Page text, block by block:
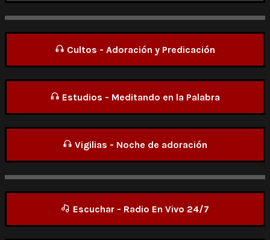
Cultos - Adoración y Predicación
Estudios - Meditando en la Palabra
Vigilias - Noche de adoración
Escuchar - Radio En Vivo 24/7